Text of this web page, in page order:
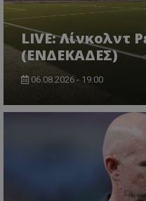
LIVE: Λίνκολντ
(ΕΝΔΕΚΑΔΕΣ)
06.08.2026 - 19:00